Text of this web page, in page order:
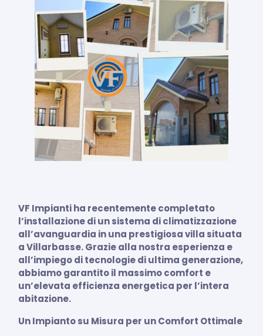
VF Impianti ha recentemente completato
l’installazione di un sistema di climatizzazione
all’avanguardia in una prestigiosa villa situata
a Villarbasse. Grazie alla nostra esperienza e
all’impiego di tecnologie di ultima generazione,
abbiamo garantito il massimo comfort e
un’elevata efficienza energetica per l’intera
abitazione.
Un Impianto su Misura per un Comfort Ottimale